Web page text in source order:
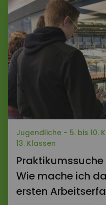
Jugendliche - 5. bis 10.
13. Klassen
Wie mache ich
ersten